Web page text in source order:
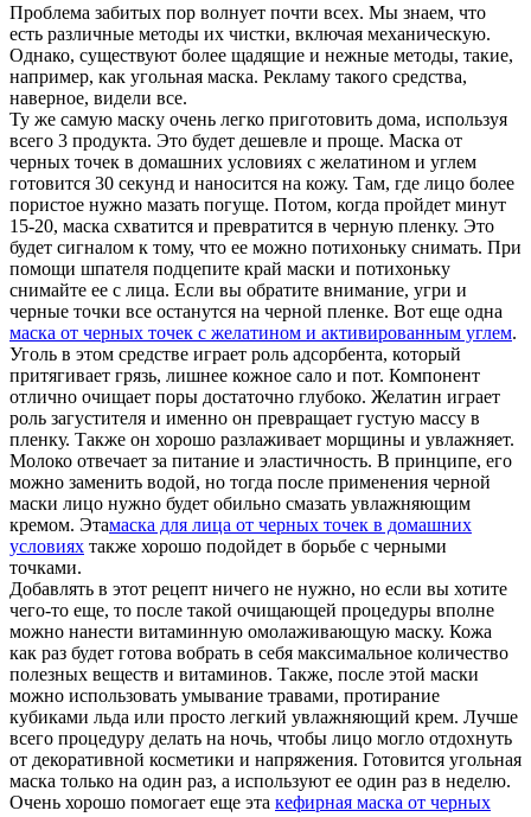
Проблема забитых пор волнует почти всех. Мы знаем, что
есть различные методы их чистки, включая механическую.
Однако, существуют более щадящие и нежные методы, такие,
например, как угольная маска. Рекламу такого средства,
наверное, видели все.
Ту же самую маску очень легко приготовить дома, используя
всего 3 продукта. Это будет дешевле и проще. Маска от
черных точек в домашних условиях с желатином и углем
готовится 30 секунд и наносится на кожу. Там, где лицо более
пористое нужно мазать погуще. Потом, когда пройдет минут
15-20, маска схватится и превратится в черную пленку. Это
будет сигналом к тому, что ее можно потихоньку снимать. При
помощи шпателя подцепите край маски и потихоньку
снимайте ее с лица. Если вы обратите внимание, угри и
черные точки все останутся на черной пленке. Вот еще одна
маска от черных точек с желатином и активированным углем.
Уголь в этом средстве играет роль адсорбента, который
притягивает грязь, лишнее кожное сало и пот. Компонент
отлично очищает поры достаточно глубоко. Желатин играет
роль загустителя и именно он превращает густую массу в
пленку. Также он хорошо разлаживает морщины и увлажняет.
Молоко отвечает за питание и эластичность. В принципе, его
можно заменить водой, но тогда после применения черной
маски лицо нужно будет обильно смазать увлажняющим
кремом. Этамаска для лица от черных точек в домашних
условиях также хорошо подойдет в борьбе с черными
точками.
Добавлять в этот рецепт ничего не нужно, но если вы хотите
чего-то еще, то после такой очищающей процедуры вполне
можно нанести витаминную омолаживающую маску. Кожа
как раз будет готова вобрать в себя максимальное количество
полезных веществ и витаминов. Также, после этой маски
можно использовать умывание травами, протирание
кубиками льда или просто легкий увлажняющий крем. Лучше
всего процедуру делать на ночь, чтобы лицо могло отдохнуть
от декоративной косметики и напряжения. Готовится угольная
маска только на один раз, а используют ее один раз в неделю.
Очень хорошо помогает еще эта кефирная маска от черных